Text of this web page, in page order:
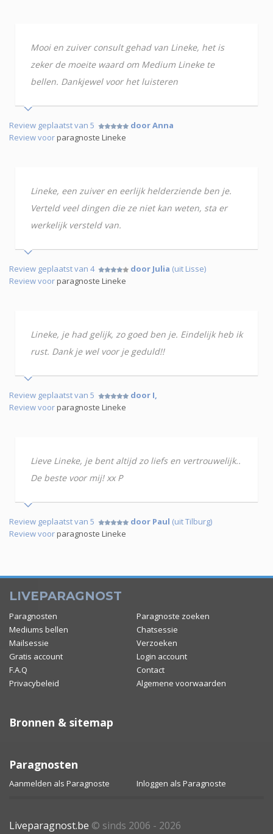
Mooi en zuiver consult gehad van Lineke, het is
zeker de moeite waard om Medium Lineke te
bellen. Dankjewel voor het luisteren
Review geplaatst van 5
door Anna
Review voorparagnoste Lineke
Lineke, een zuiver en eerlijk helderziende ben je.
Verteld veel dingen die ze niet kan weten, sta er
werkelijk versteld van.
Review geplaatst van 4 door Julia (uit Lisse)
Review voorparagnoste Lineke
Lineke, je had gelijk, zo goed ben je. Eindelijk heb ik
rust. Dank je wel voor je geduld!!
Review geplaatst van 5
door I,
Review voorparagnoste Lineke
Lieve Lineke, je bent altijd zo liefs en vertrouwelijk..
De beste voor mij! xx P
Review geplaatst van 5 door Paul (uit Tilburg)
Review voorparagnoste Lineke
LIVEPARAGNOST
Paragnosten
Paragnoste zoeken
Mediums bellen
Chatsessie
Mailsessie
Verzoeken
Gratis account
Login account
F.A.Q
Contact
Privacybeleid
Algemene voorwaarden
Bronnen & sitemap
Paragnosten
Aanmelden als Paragnoste Inloggen als Paragnoste
Liveparagnost.be © sinds 2006 - 2026